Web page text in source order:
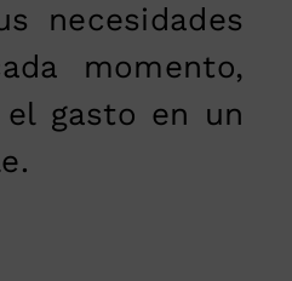
necesidades
momento,
gasto en un